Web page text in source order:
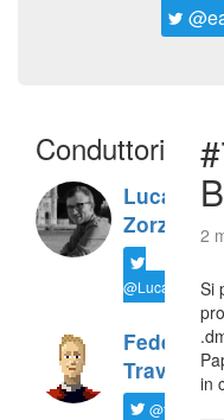
Conduttori
Luca
Zorzi
@LucaTNT
Federico
Travaini
@ftrava
2
Si
in